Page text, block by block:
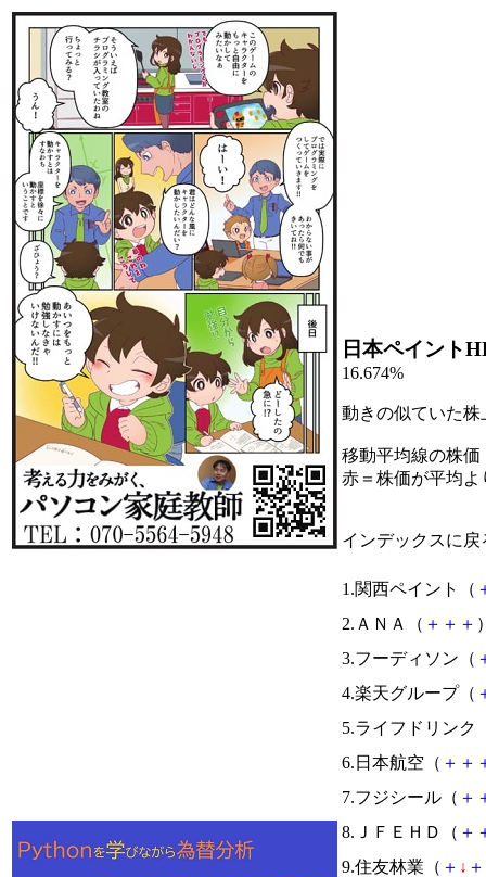
日本ペイント
16.674%
動きの似ていた
移動平均線の株価
赤＝株価が平均
インデックスに戻
1.関西ペイント（
2.ＡＮＡ（ ＋ ＋ ＋
3.フーディソン（
4.楽天グループ（
5.ライフドリンク
6.日本航空（ ＋ ＋
7.フジシール（ ＋
8.ＪＦＥＨＤ（ ＋
9.住友林業（ ＋ ↓ ＋